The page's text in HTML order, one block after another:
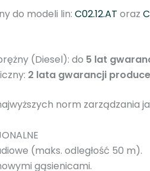
do modeli lin: C02.12.AT oraz
(Diesel): do 5 lat
2 lata gwarancji
norm zarządzania
(maks. odległość 50 m).
gąsienicami.